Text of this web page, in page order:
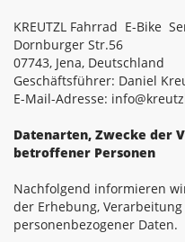
KREUTZL Fahrrad E-Bike
Dornburger Str.56
07743, Jena, Deutschland
Geschäftsführer: Daniel
E-Mail-Adresse:
Datenarten, Zwecke der
betroffener Personen
Nachfolgend informieren
der Erhebung,
personenbezogener Daten.